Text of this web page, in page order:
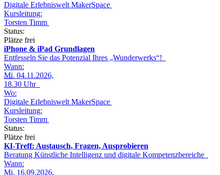
Digitale Erlebniswelt MakerSpace
Kursleitung:
Torsten Timm
Status:
Plätze frei
iPhone & iPad Grundlagen
Entfesseln Sie das Potenzial Ihres „Wunderwerks“!
Wann:
Mi. 04.11.2026,
18.30 Uhr
Wo:
Digitale Erlebniswelt MakerSpace
Kursleitung:
Torsten Timm
Status:
Plätze frei
KI-Treff: Austausch, Fragen, Ausprobieren
Beratung Künstliche Intelligenz und digitale Kompetenzbereiche
Wann:
Mi. 16.09.2026,